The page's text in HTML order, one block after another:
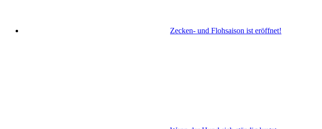
Zecken- und Flohsaison ist eröffnet!